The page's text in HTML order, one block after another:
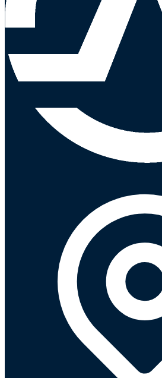
Contacto
Reclamos
Regístrate como Mayorista